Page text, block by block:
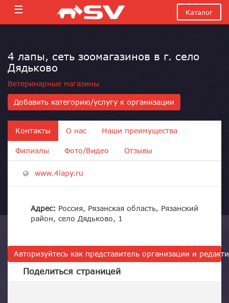
☰ Каталог
4 лапы, сеть зоомагазинов в г. село
Дядьково
Ветеринарные магазины
Добавить категорию/услугу к организации
Контакты О нас Наши преимущества
Филиалы Фото/Видео Отзывы
www.4lapy.ru
Адрес: Россия, Рязанская область, Рязанский
район, село Дядьково, 1
Авторизуйтесь как представитель организации и
Поделиться страницей